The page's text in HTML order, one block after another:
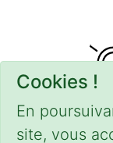
Cookies !
En
site, vous